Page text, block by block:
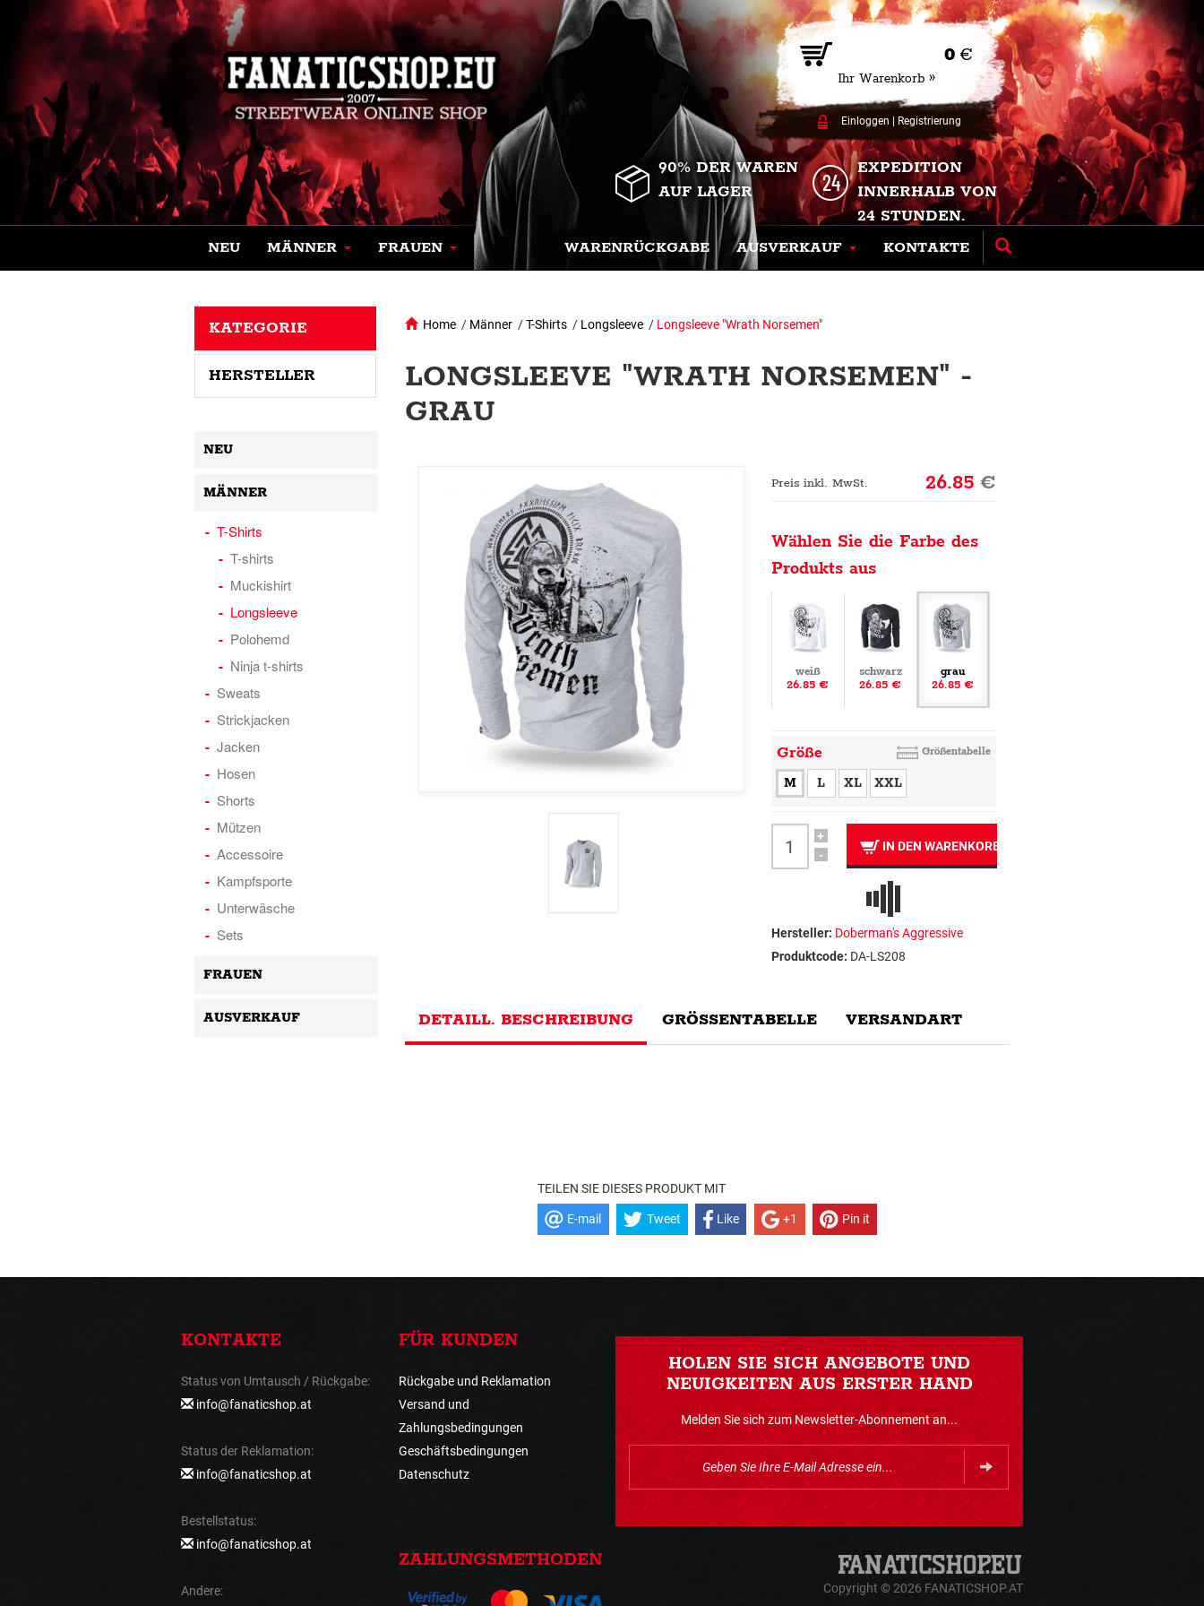
0 €
Ihr Warenkorb »
Einloggen Registrierung
90% DER WAREN
AUF LAGER
EXPEDITION
INNERHALB VON
24 STUNDEN.
NEU MÄNNER FRAUEN WARENRÜCKGABE AUSVERKAUF KONTAKTE
Home / Männer /T-Shirts / Longsleeve / Longsleeve "Wrath Norsemen"
LONGSLEEVE "WRATH NORSEMEN" -
GRAU
Preis inkl. MwSt. 26.85€
Wählen Sie die Farbe des
Produkts aus
weiß
26.85 €
schwarz
26.85 €
grau
26.85 €
Größe Größentabelle
M L XL XXL
+
-
IN DEN WARENKORB
Hersteller: Doberman's Aggressive
Produktcode: DA-LS208
DETAILL. BESCHREIBUNG GRÖSSENTABELLE VERSANDART
TEILEN SIE DIESES PRODUKT MIT
E-mail Tweet Like +1 Pin it
KATEGORIE
HERSTELLER
NEU
MÄNNER
T-Shirts
T-shirts
Muckishirt
Longsleeve
Polohemd
Ninja t-shirts
Sweats
Strickjacken
Jacken
Hosen
Shorts
Mützen
Accessoire
Kampfsporte
Unterwäsche
Sets
FRAUEN
AUSVERKAUF
KONTAKTE
Status von Umtausch / Rückgabe:
info@fanaticshop.at
Status der Reklamation:
info@fanaticshop.at
Bestellstatus:
info@fanaticshop.at
Andere:
FÜR KUNDEN
Rückgabe und Reklamation
Versand und
Zahlungsbedingungen
Geschäftsbedingungen
Datenschutz
ZAHLUNGSMETHODEN
HOLEN SIE SICH ANGEBOTE UND
NEUIGKEITEN AUS ERSTER HAND
Melden Sie sich zum Newsletter-Abonnement an...
Copyright © 2026 FANATICSHOP.AT